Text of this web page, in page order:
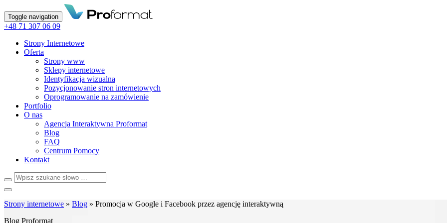
Toggle navigation
+48 71 307 06 09
Strony Internetowe
Oferta
Strony www
Sklepy internetowe
Identyfikacja wizualna
Pozycjonowanie stron internetowych
Oprogramowanie na zamówienie
Portfolio
O nas
Agencja Interaktywna Proformat
Blog
FAQ
Centrum Pomocy
Kontakt
Strony internetowe » Blog » Promocja w Google i Facebook przez agencję interaktywną
Blog Proformat